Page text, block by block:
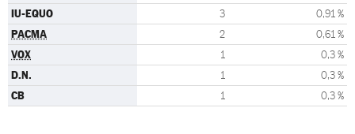
IU-EQUO 3 0,91 %
PACMA 2 0,61 %
VOX 1 0,3 %
D.N. 1 0,3 %
CB 1 0,3 %